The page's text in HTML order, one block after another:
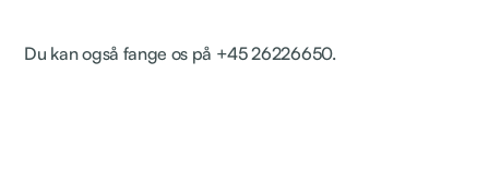
Du kan også fange os på +45 26226650.